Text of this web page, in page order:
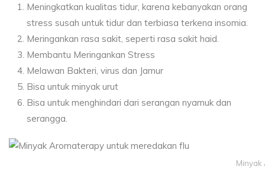
Meningkatkan kualitas tidur, karena kebanyakan orang
stress susah untuk tidur dan terbiasa terkena insomia.
Meringankan rasa sakit, seperti rasa sakit haid.
Membantu Meringankan Stress
Melawan Bakteri, virus dan Jamur
Bisa untuk minyak urut
Bisa untuk menghindari dari serangan nyamuk dan
serangga.
Minyak